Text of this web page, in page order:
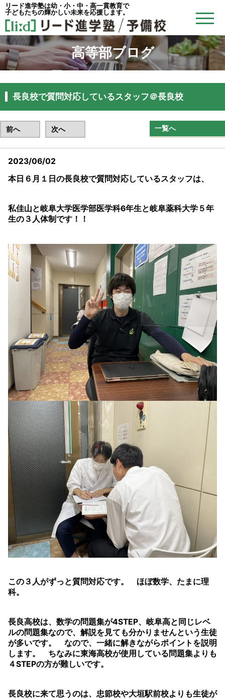
リード進学塾は幼・小・中・高一貫教育で
子どもたちの輝かしい未来を応援します。
高等部ブログ
長良校で質問対応しているスタッフ＠長良校
前へ 次へ 一覧へ
2023/06/02
本日６月１日の長良校で質問対応しているスタッフは、
私佳山と岐阜大学医学部医学科6年生と岐阜薬科大学５年
生の３人体制です！！
この３人がずっと質問対応です。 ほぼ数学、たまに理
科。
長良高校は、数学の問題集が4STEP、岐阜高と同じレベ
ルの問題集なので、解説を見ても分かりませんという生徒
が多いです。 なので、一緒に解きながらポイントを説明
します。 ちなみに東海高校が使用している問題集よりも
４STEPの方が難しいです。
長良校に来て思うのは、忠節校や大垣駅前校よりも生徒が